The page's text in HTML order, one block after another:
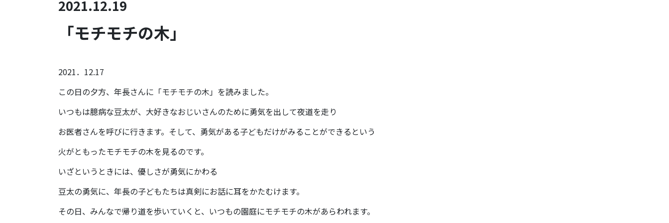
2021.12.19
「モチモチの木」
2021．12.17
この日の夕方、年長さんに「モチモチの木」を読みました。
いつもは臆病な豆太が、大好きなおじいさんのために勇気を出して夜道を走り
お医者さんを呼びに行きます。そして、勇気がある子どもだけがみることができるという
火がともったモチモチの木を見るのです。
いざというときには、優しさが勇気にかわる
豆太の勇気に、年長の子どもたちは真剣にお話に耳をかたむけます。
その日、みんなで帰り道を歩いていくと、いつもの園庭にモチモチの木があらわれます。